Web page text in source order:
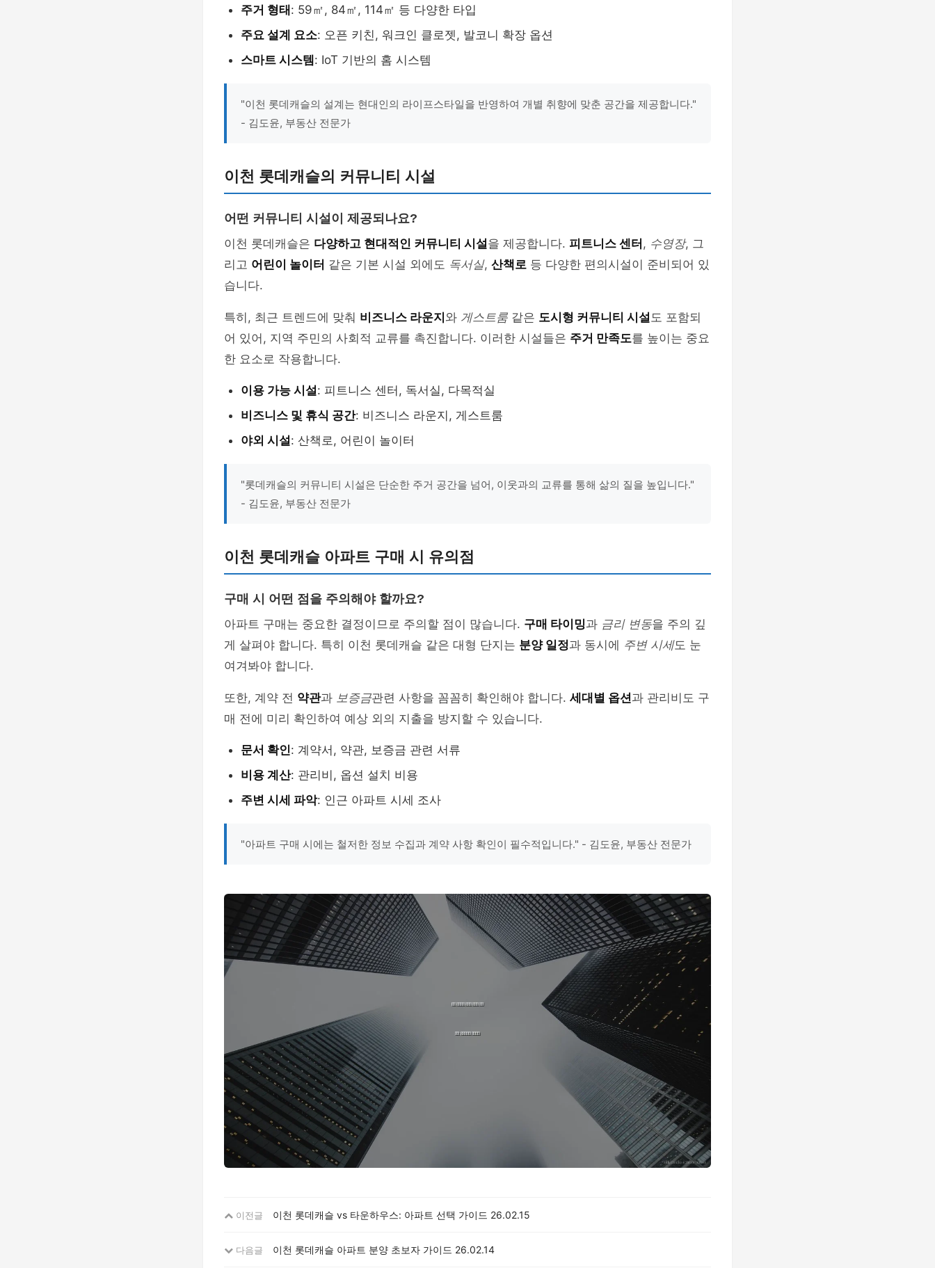
주거 형태 : 59㎡, 84㎡, 114㎡ 등 다양한 타입
주요 설계 요소: 오픈 키친, 워크인 클로젯, 발코니 확장 옵션
스마트 시스템 : IoT 기반의 홈 시스템
"이천 롯데캐슬의 설계는 현대인의 라이프스타일을 반영하여 개별 취향에 맞춘 공간을 제공합니다."
- 김도윤, 부동산 전문가
이천 롯데캐슬의 커뮤니티 시설
어떤 커뮤니티 시설이 제공되나요?
이천 롯데캐슬은 다양하고 현대적인 커뮤니티 시설을 제공합니다. 피트니스 센터 , 수영장, 그
리고 어린이 놀이터 같은 기본 시설 외에도 독서실, 산책로 등 다양한 편의시설이 준비되어 있
습니다.
특히, 최근 트렌드에 맞춰 비즈니스 라운지 와 게스트룸 같은 도시형 커뮤니티 시설도 포함되
어 있어, 지역 주민의 사회적 교류를 촉진합니다. 이러한 시설들은 주거 만족도를 높이는 중요
한 요소로 작용합니다.
이용 가능 시설: 피트니스 센터, 독서실, 다목적실
비즈니스 및 휴식 공간: 비즈니스 라운지, 게스트룸
야외 시설: 산책로, 어린이 놀이터
"롯데캐슬의 커뮤니티 시설은 단순한 주거 공간을 넘어, 이웃과의 교류를 통해 삶의 질을 높입니다."
- 김도윤, 부동산 전문가
이천 롯데캐슬 아파트 구매 시 유의점
구매 시 어떤 점을 주의해야 할까요?
아파트 구매는 중요한 결정이므로 주의할 점이 많습니다. 구매 타이밍과 금리 변동을 주의 깊
게 살펴야 합니다. 특히 이천 롯데캐슬 같은 대형 단지는 분양 일정과 동시에 주변 시세도 눈
여겨봐야 합니다.
또한, 계약 전 약관과 보증금관련 사항을 꼼꼼히 확인해야 합니다. 세대별 옵션과 관리비도 구
매 전에 미리 확인하여 예상 외의 지출을 방지할 수 있습니다.
문서 확인: 계약서, 약관, 보증금 관련 서류
비용 계산: 관리비, 옵션 설치 비용
주변 시세 파악: 인근 아파트 시세 조사
"아파트 구매 시에는 철저한 정보 수집과 계약 사항 확인이 필수적입니다." - 김도윤, 부동산 전문가
이전글 이천 롯데캐슬 vs 타운하우스: 아파트 선택 가이드 26.02.15
다음글 이천 롯데캐슬 아파트 분양 초보자 가이드 26.02.14